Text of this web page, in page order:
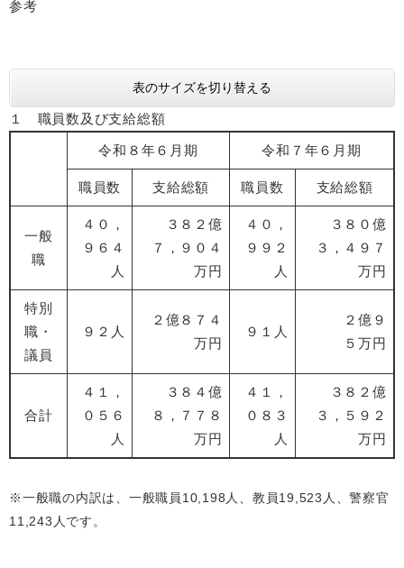
参考
表のサイズを切り替える
１ 職員数及び支給総額
令和８年６月期 令和７年６月期
職員数 支給総額 職員数 支給総額
一般
職
４０，
９６４
人
３８２億
７，９０４
万円
４０，
９９２
人
３８０億
３，４９７
万円
特別
職・
議員
９２人
２億８７４
万円
９１人
２億９
５万円
合計
４１，
０５６
人
３８４億
８，７７８
万円
４１，
０８３
人
３８２億
３，５９２
万円
※一般職の内訳は、一般職員10,198人、教員19,523人、警察官
11,243人です。